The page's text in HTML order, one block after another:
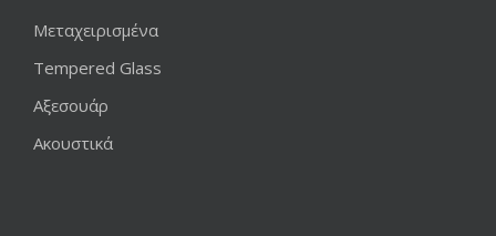
Μεταχειρισμένα
Tempered Glass
Αξεσουάρ
Ακουστικά